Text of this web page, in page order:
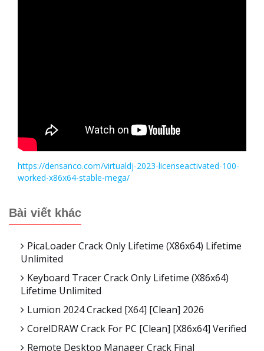
https://densanco.com/virtualdj-2023-licenseactivated-100-
worked-x86x64-stable-mega/
Bài viết khác
PicaLoader Crack Only Lifetime (x86x64) Lifetime
Unlimited
Keyboard Tracer Crack Only Lifetime (x86x64)
Lifetime Unlimited
Lumion 2024 Cracked [x64] [Clean] 2026
CorelDRAW Crack For PC [Clean] [x86x64] Verified
Remote Desktop Manager Crack Final